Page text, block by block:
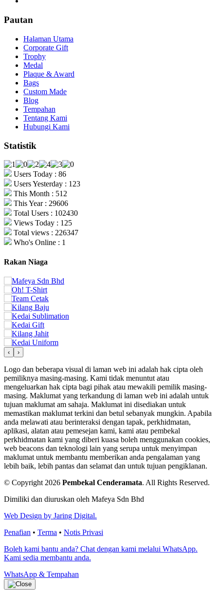
Pautan
Halaman Utama
Corporate Gift
Trophy
Medal
Plaque & Award
Bags
Custom Made
Blog
Tempahan
Tentang Kami
Hubungi Kami
Statistik
Users Today : 86
Users Yesterday : 123
This Month : 512
This Year : 29606
Total Users : 102430
Views Today : 125
Total views : 226347
Who's Online : 1
Rakan Niaga
‹ ›
Logo dan beberapa visual di laman web ini adalah hak cipta oleh
pemiliknya masing-masing. Kami tidak menuntut atau
mengeluarkan hak cipta bagi pihak atau mewakili pemilik masing-
masing. Maklumat yang terkandung di laman web ini adalah untuk
tujuan maklumat am sahaja. Maklumat ini disediakan untuk
memastikan maklumat terkini dan betul sebanyak mungkin. Apabila
anda melawati atau berinteraksi dengan tapak, perkhidmatan,
aplikasi, alatan atau pemesejan kami, kami atau pembekal
perkhidmatan kami yang diberi kuasa boleh menggunakan cookies,
web beacons dan teknologi lain yang serupa untuk menyimpan
maklumat untuk membantu memberikan anda pengalaman yang
lebih baik, lebih pantas dan selamat dan untuk tujuan pengiklanan.
© Copyright 2026 Pembekal Cenderamata. All Rights Reserved.
Dimiliki dan diuruskan oleh Mafeya Sdn Bhd
Web Design by Jaring Digital.
Penafian • Terma • Notis Privasi
Boleh kami bantu anda? Chat dengan kami melalui WhatsApp.
Kami sedia membantu anda.
WhatsApp & Tempahan